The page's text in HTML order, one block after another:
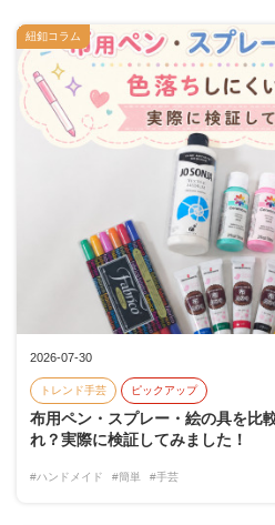
2026-07-30
トレンド手芸 ピックアップ
布用ペン・スプレー・絵の具を比
れ？実際に検証してみました！
#ハンドメイド #簡単 #手芸
紐釦コラム